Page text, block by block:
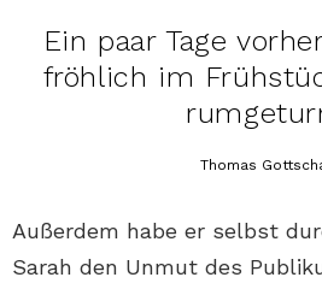
Ein paar Tage
fröhlich im
Thomas
Außerdem habe er selbst
Sarah den Unmut des